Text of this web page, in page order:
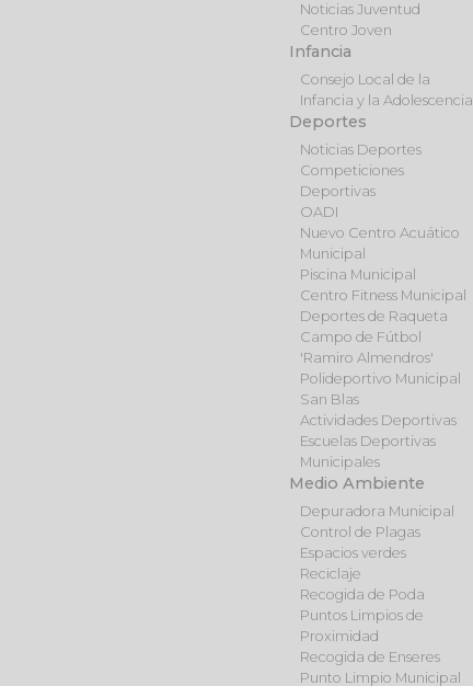
Noticias Juventud
Centro Joven
Infancia
Consejo Local de la
Infancia y la Adolescencia
Deportes
Noticias Deportes
Competiciones
Deportivas
OADI
Nuevo Centro Acuático
Municipal
Piscina Municipal
Centro Fitness Municipal
Deportes de Raqueta
Campo de Fútbol
'Ramiro Almendros'
Polideportivo Municipal
San Blas
Actividades Deportivas
Escuelas Deportivas
Municipales
Medio Ambiente
Depuradora Municipal
Control de Plagas
Espacios verdes
Reciclaje
Recogida de Poda
Puntos Limpios de
Proximidad
Recogida de Enseres
Punto Limpio Municipal